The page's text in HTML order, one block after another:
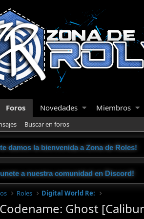
Foros Novedades Miembros
Buscar en foros
damos la bienvenida a Zona de Roles!
a nuestra comunidad en Discord!
Roles Digital World Re:
Codename: Ghost